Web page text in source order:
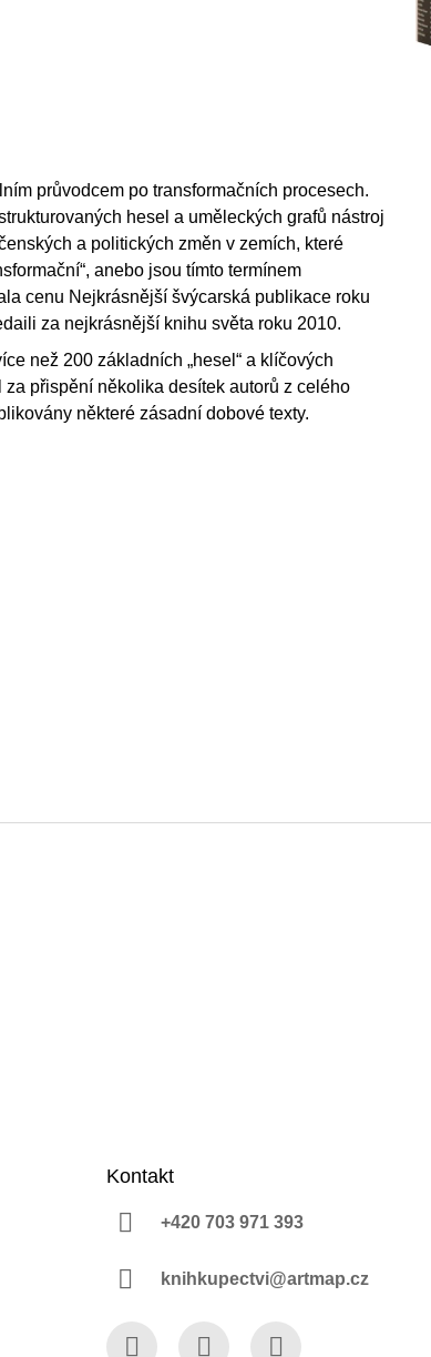
průvodcem po transformačních procesech.
hesel a uměleckých grafů nástroj
a politických změn v zemích, které
anebo jsou tímto termínem
cenu Nejkrásnější švýcarská publikace roku
za nejkrásnější knihu světa roku 2010.
než 200 základních „hesel“ a klíčových
přispění několika desítek autorů z celého
některé zásadní dobové texty.
Kontakt
+420 703 971 393
knihkupectvi@artmap.cz